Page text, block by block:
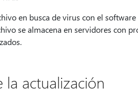
en busca de virus con el
se almacena en servidores con
actualización